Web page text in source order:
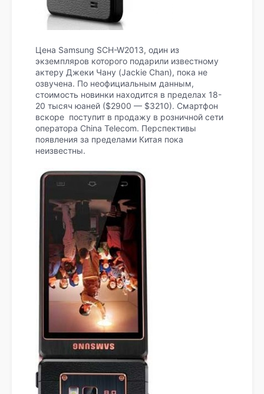
Цена Samsung SCH-W2013, один из
экземпляров которого подарили известному
актеру Джеки Чану (Jackie Chan), пока не
озвучена. По неофициальным данным,
стоимость новинки находится в пределах 18-
20 тысяч юаней ($2900 — $3210). Смартфон
вскоре поступит в продажу в розничной сети
оператора China Telecom. Перспективы
появления за пределами Китая пока
неизвестны.